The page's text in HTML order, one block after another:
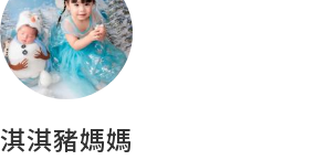
淇淇豬媽媽